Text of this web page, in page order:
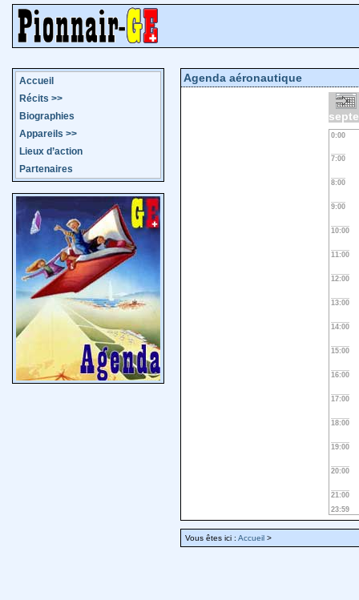
Accueil
Récits >>
Biographies
Appareils >>
Lieux d’action
Partenaires
Agenda aéronautique
0:00
7:00
8:00
9:00
10:00
11:00
12:00
13:00
14:00
15:00
16:00
17:00
18:00
19:00
20:00
21:00
23:59
Vous êtes ici : Accueil >